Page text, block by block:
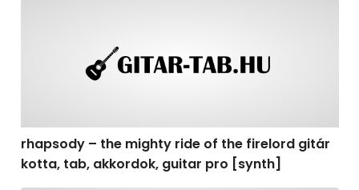
rhapsody – the mighty ride of the firelord gitár
kotta, tab, akkordok, guitar pro [synth]